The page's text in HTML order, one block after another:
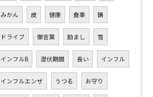
みかん 皮 健康 食事 錆
ドライブ 御言葉 励まし 雪
インフルB 潜伏期間 長い インフル
インフルエンザ うつる お守り